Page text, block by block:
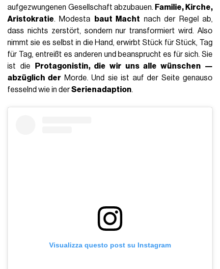
aufgezwungenen Gesellschaft abzubauen. Familie, Kirche,
Aristokratie. Modesta baut Macht nach der Regel ab,
dass nichts zerstört, sondern nur transformiert wird. Also
nimmt sie es selbst in die Hand, erwirbt Stück für Stück, Tag
für Tag, entreißt es anderen und beansprucht es für sich. Sie
ist die
Protagonistin, die wir uns alle wünschen —
abzüglich der Morde. Und sie ist auf der Seite genauso
fesselnd wie in derSerienadaption.
Visualizza questo post su Instagram